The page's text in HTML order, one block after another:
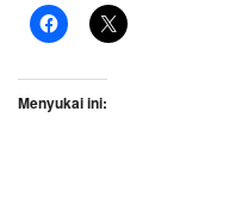
Menyukai ini: